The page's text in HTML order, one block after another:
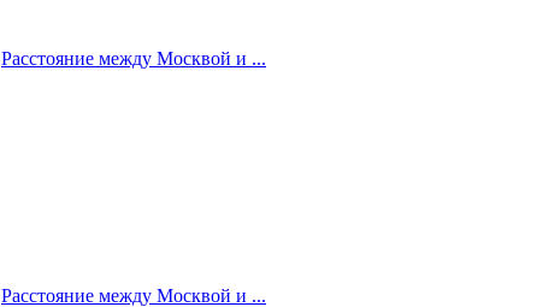
Расстояние между Москвой и ...
Расстояние между Москвой и ...